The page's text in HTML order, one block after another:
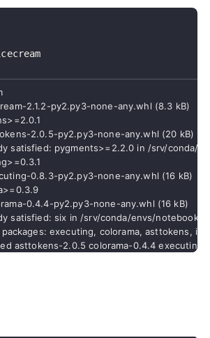
2.0.5-py2.py3-none-any.whl (20 kB)
0.4.4-py2.py3-none-any.whl (16 kB)